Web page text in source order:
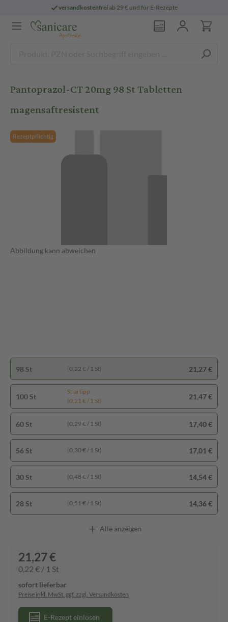
ab 29 € und für E-Rezepte
Pantoprazol-CT 20mg 98 St Tabletten
magensaftresistent
Rezeptpflichtig
Abbildung kann abweichen
100 St
Spartipp
(0,21 € / 1 St)
21,47 €
98 St (0,22 € / 1 St) 21,27 €
60 St (0,29 € / 1 St) 17,40 €
56 St (0,30 € / 1 St) 17,01 €
30 St (0,48 € / 1 St) 14,54 €
28 St (0,51 € / 1 St) 14,36 €
Alle anzeigen
21,27 €
0,22 € / 1 St
sofort lieferbar
Preise inkl. MwSt. ggf. zzgl. Versandkosten
E-Rezept einlösen